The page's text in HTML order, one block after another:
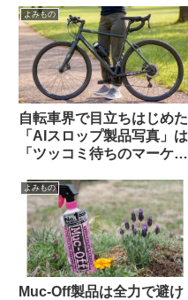
度に学ぶ（海外掲示板か
ら）
よみもの
自転車界で目立ちはじめた
「AIスロップ製品写真」は
「ツッコミ待ちのマーケテ
Van Rysel】
よみもの
Muc-Off製品は全力で避け